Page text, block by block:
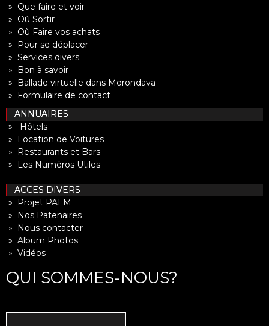
» Que faire et voir
» Où Sortir
» Où Faire vos achats
» Pour se déplacer
» Services divers
» Bon à savoir
» Ballade virtuelle dans Morondava
» Formulaire de contact
ANNUAIRES
» Hôtels
» Location de Voitures
» Restaurants et Bars
» Les Numéros Utiles
ACCES DIVERS
» Projet PALM
» Nos Patenaires
» Nous contacter
» Album Photos
» Vidéos
QUI SOMMES-NOUS?